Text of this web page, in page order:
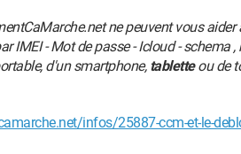
ne peuvent vous aider
IMEI - Mot de passe - Icloud - schema
d'un smartphone, tabletteou de
infos/25887-ccm-et-le-